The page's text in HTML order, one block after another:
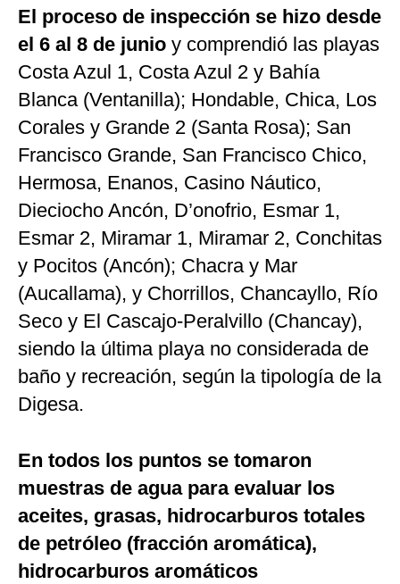
El proceso de inspección se hizo desde
el 6 al 8 de junio y comprendió las playas
Costa Azul 1, Costa Azul 2 y Bahía
Blanca (Ventanilla); Hondable, Chica, Los
Corales y Grande 2 (Santa Rosa); San
Francisco Grande, San Francisco Chico,
Hermosa, Enanos, Casino Náutico,
Dieciocho Ancón, D’onofrio, Esmar 1,
Esmar 2, Miramar 1, Miramar 2, Conchitas
y Pocitos (Ancón); Chacra y Mar
(Aucallama), y Chorrillos, Chancayllo, Río
Seco y El Cascajo-Peralvillo (Chancay),
siendo la última playa no considerada de
baño y recreación, según la tipología de la
Digesa.
En todos los puntos se tomaron
muestras de agua para evaluar los
aceites, grasas, hidrocarburos totales
de petróleo (fracción aromática),
hidrocarburos aromáticos